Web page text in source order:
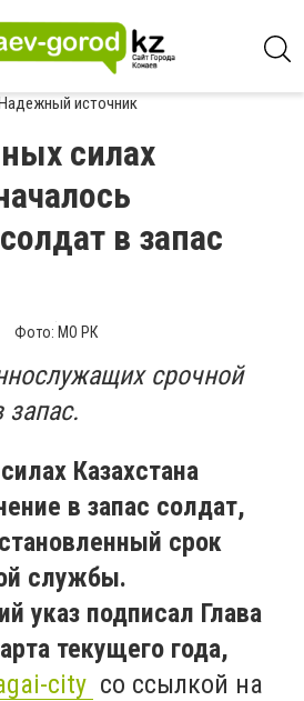
источник
силах
в запас
Фото: МО РК
срочной
Казахстана
в запас солдат,
срок
службы.
указ подписал Глава
текущего года,
city со ссылкой на